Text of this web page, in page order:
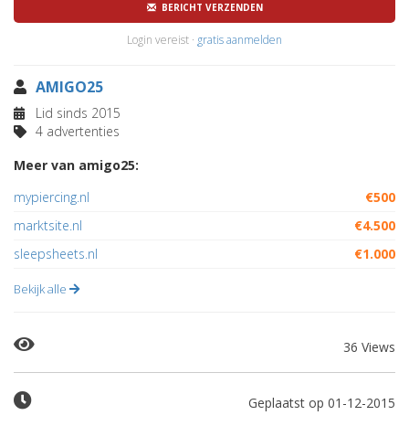
BERICHT VERZENDEN
Login vereist · gratis aanmelden
AMIGO25
Lid sinds 2015
4 advertenties
Meer van amigo25:
mypiercing.nl
€500
marktsite.nl
€4.500
sleepsheets.nl
€1.000
Bekijk alle
36 Views
Geplaatst op 01-12-2015